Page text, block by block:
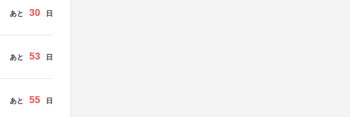
あと 30 日
あと 53 日
あと 55 日